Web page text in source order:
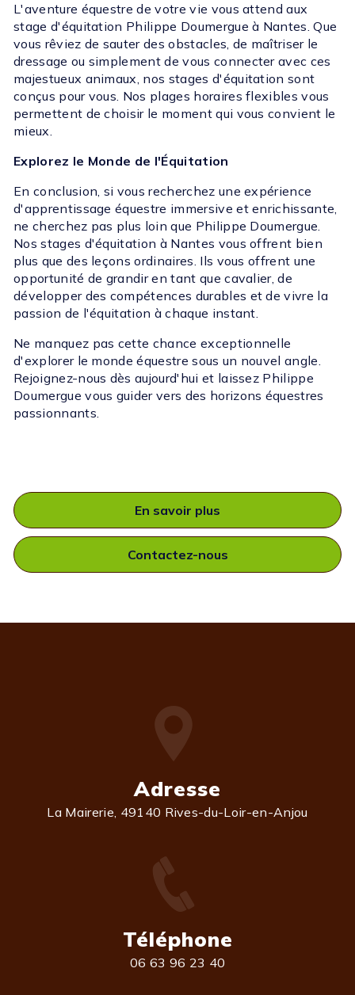
L'aventure équestre de votre vie vous attend aux
stage d'équitation Philippe Doumergue à Nantes. Que
vous rêviez de sauter des obstacles, de maîtriser le
dressage ou simplement de vous connecter avec ces
majestueux animaux, nos stages d'équitation sont
conçus pour vous. Nos plages horaires flexibles vous
permettent de choisir le moment qui vous convient le
mieux.
Explorez le Monde de l'Équitation
En conclusion, si vous recherchez une expérience
d'apprentissage équestre immersive et enrichissante,
ne cherchez pas plus loin que Philippe Doumergue.
Nos stages d'équitation à Nantes vous offrent bien
plus que des leçons ordinaires. Ils vous offrent une
opportunité de grandir en tant que cavalier, de
développer des compétences durables et de vivre la
passion de l'équitation à chaque instant.
Ne manquez pas cette chance exceptionnelle
d'explorer le monde équestre sous un nouvel angle.
Rejoignez-nous dès aujourd'hui et laissez Philippe
Doumergue vous guider vers des horizons équestres
passionnants.
En savoir plus
Contactez-nous
Adresse
La Mairerie, 49140 Rives-du-Loir-en-Anjou
Téléphone
06 63 96 23 40